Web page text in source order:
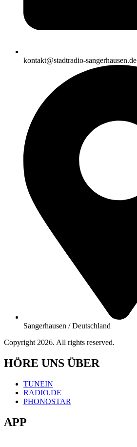
kontakt@stadtradio-sangerhausen.de
Sangerhausen / Deutschland
Copyright 2026. All rights reserved.
HÖRE UNS ÜBER
TUNEIN
RADIO.DE
PHONOSTAR
APP